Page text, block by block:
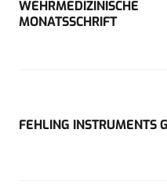
WEHRMEDIZINISCHE
MONATSSCHRIFT
FEHLING INSTRUMENTS